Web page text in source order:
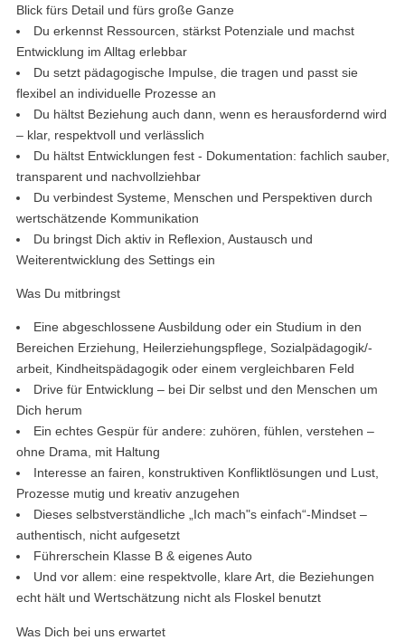
Blick fürs Detail und fürs große Ganze
Du erkennst Ressourcen, stärkst Potenziale und machst
Entwicklung im Alltag erlebbar
Du setzt pädagogische Impulse, die tragen und passt sie
flexibel an individuelle Prozesse an
Du hältst Beziehung auch dann, wenn es herausfordernd wird
– klar, respektvoll und verlässlich
Du hältst Entwicklungen fest - Dokumentation: fachlich sauber,
transparent und nachvollziehbar
Du verbindest Systeme, Menschen und Perspektiven durch
wertschätzende Kommunikation
Du bringst Dich aktiv in Reflexion, Austausch und
Weiterentwicklung des Settings ein
Was Du mitbringst
Eine abgeschlossene Ausbildung oder ein Studium in den
Bereichen Erziehung, Heilerziehungspflege, Sozialpädagogik/-
arbeit, Kindheitspädagogik oder einem vergleichbaren Feld
Drive für Entwicklung – bei Dir selbst und den Menschen um
Dich herum
Ein echtes Gespür für andere: zuhören, fühlen, verstehen –
ohne Drama, mit Haltung
Interesse an fairen, konstruktiven Konfliktlösungen und Lust,
Prozesse mutig und kreativ anzugehen
Dieses selbstverständliche „Ich mach"s einfach“-Mindset –
authentisch, nicht aufgesetzt
Führerschein Klasse B & eigenes Auto
Und vor allem: eine respektvolle, klare Art, die Beziehungen
echt hält und Wertschätzung nicht als Floskel benutzt
Was Dich bei uns erwartet